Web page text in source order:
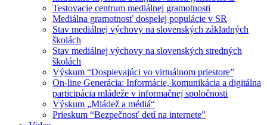
Testovacie centrum mediálnej gramotnosti
Mediálna gramotnosť dospelej populácie v SR
Stav mediálnej výchovy na slovenských základných
školách
Stav mediálnej výchovy na slovenských stredných
školách
Výskum “Dospievajúci vo virtuálnom priestore”
On-line Generácia: Informácie, komunikácia a digitálna
participácia mládeže v informačnej spoločnosti
Výskum „Mládež a médiá“
Prieskum “Bezpečnosť detí na internete”